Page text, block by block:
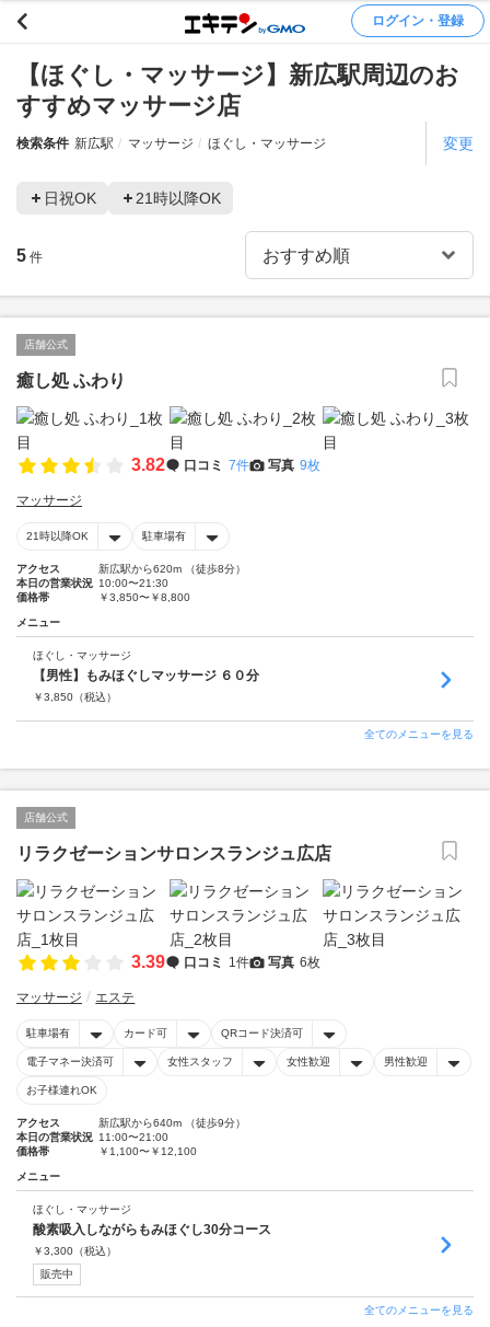
ログイン・登録
【ほぐし・マッサージ】新広駅周辺のお
すすめマッサージ店
検索条件 新広駅 マッサージ ほぐし・マッサージ 変更
日祝OK 21時以降OK
5 件
店舗公式
癒し処 ふわり
3.82 口コミ 7件 写真 9枚
マッサージ
21時以降OK 駐車場有
アクセス
新広駅から620m （徒歩8分）
本日の営業状況 10:00〜21:30
価格帯
￥3,850〜￥8,800
メニュー
ほぐし・マッサージ
【男性】もみほぐしマッサージ ６０分
￥3,850 （税込）
全てのメニューを見る
店舗公式
リラクゼーションサロンスランジュ広店
3.39 口コミ 1件 写真 6枚
マッサージ エステ
駐車場有 カード可 QRコード決済可
電子マネー決済可 女性スタッフ 女性歓迎 男性歓迎
お子様連れOK
アクセス
新広駅から640m （徒歩9分）
本日の営業状況 11:00〜21:00
価格帯
￥1,100〜￥12,100
メニュー
ほぐし・マッサージ
酸素吸入しながらもみほぐし30分コース
￥3,300 （税込）
販売中
全てのメニューを見る